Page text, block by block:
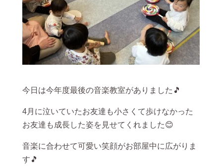
今日は今年度最後の音楽教室がありました🎵
4月に泣いていたお友達も小さくて歩けなかった
お友達も成長した姿を見せてくれました😊
音楽に合わせて可愛い笑顔がお部屋中に広がりま
す🎵